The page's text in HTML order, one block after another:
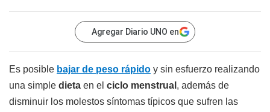
Agregar Diario UNO en
Es posible bajar de peso rápido y sin esfuerzo realizando
una simple dieta en el ciclo menstrual , además de
disminuir los molestos síntomas típicos que sufren las